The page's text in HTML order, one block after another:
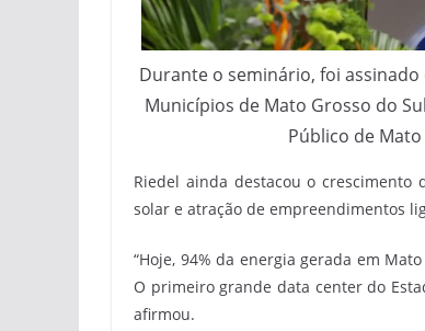
Durante o seminário, foi assinado
Municípios de Mato Grosso do
Público de Mato
Riedel ainda destacou o crescimento
solar e atração de empreendimentos
“Hoje, 94% da energia gerada em
O primeiro grande data center do
afirmou.